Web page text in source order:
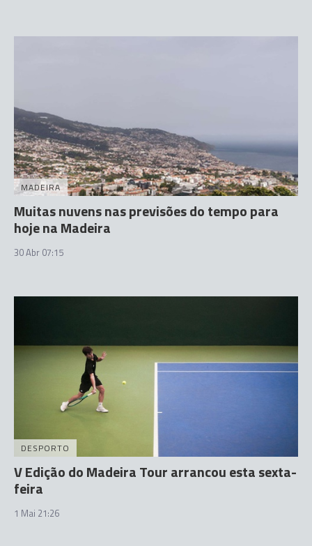
MADEIRA
Muitas nuvens nas previsões do tempo para
hoje na Madeira
30 Abr 07:15
DESPORTO
V Edição do Madeira Tour arrancou esta sexta-
feira
1 Mai 21:26